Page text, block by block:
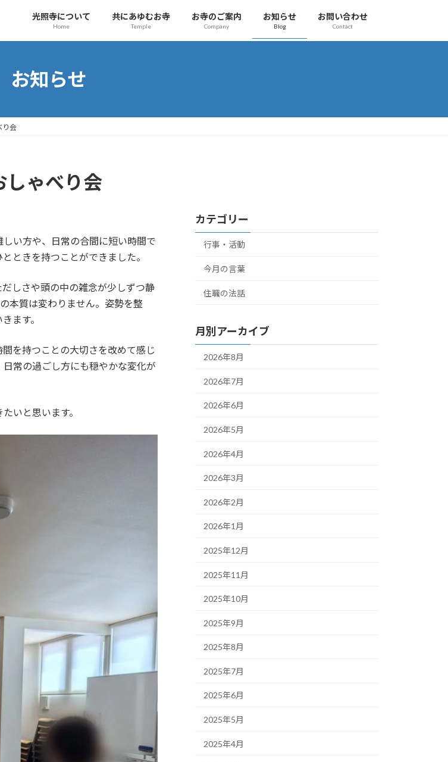
光照寺について
Home
共にあゆむお寺
Temple
お寺のご案内
Company
お知らせ
Blog
お問い合わせ
Contact
お知らせ
り会
ゃべり会
い方や、日常の合間に短い時間で
ときを持つことができました。
しさや頭の中の雑念が少しずつ静
本質は変わりません。姿勢を整
ます。
を持つことの大切さを改めて感じ
常の過ごし方にも穏やかな変化が
いと思います。
カテゴリー
行事・活動
今月の言葉
住職の法話
月別アーカイブ
2026年8月
2026年7月
2026年6月
2026年5月
2026年4月
2026年3月
2026年2月
2026年1月
2025年12月
2025年11月
2025年10月
2025年9月
2025年8月
2025年7月
2025年6月
2025年5月
2025年4月